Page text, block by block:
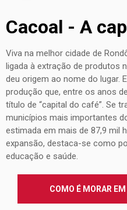
Cacoal - A
Viva na melhor cidade de
ligada à extração de produtos
deu origem ao nome do lugar.
produção que, entre os anos
título de “capital do café”. Se
municípios mais importantes
estimada em mais de 87,9 mil
expansão, destaca-se como
educação e saúde.
COMO É MORAR